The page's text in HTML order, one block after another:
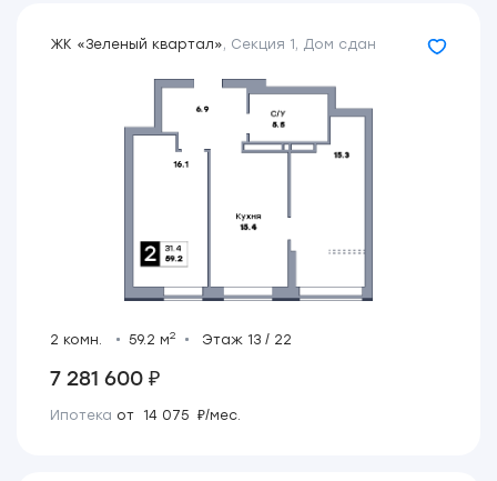
ЖК «Зеленый квартал», Секция 1, Дом сдан
2 комн. 59.2 м2 Этаж 13 / 22
7 281 600 ₽
Ипотека от 14 075 ₽/мес.